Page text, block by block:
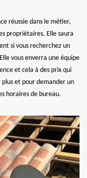
réussie dans le métier,
propriétaires. Elle saura
si vous recherchez un
vous enverra une équipe
et cela à des prix qui
plus et pour demander un
horaires de bureau.